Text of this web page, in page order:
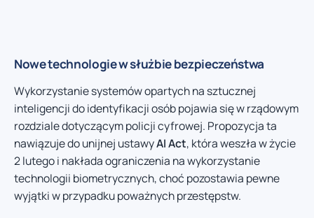
Nowe technologie w służbie bezpieczeństwa
Wykorzystanie systemów opartych na sztucznej
inteligencji do identyfikacji osób pojawia się w rządowym
rozdziale dotyczącym policji cyfrowej. Propozycja ta
nawiązuje do unijnej ustawyAI Act, która weszła w życie
2 lutego i nakłada ograniczenia na wykorzystanie
technologii biometrycznych, choć pozostawia pewne
wyjątki w przypadku poważnych przestępstw.